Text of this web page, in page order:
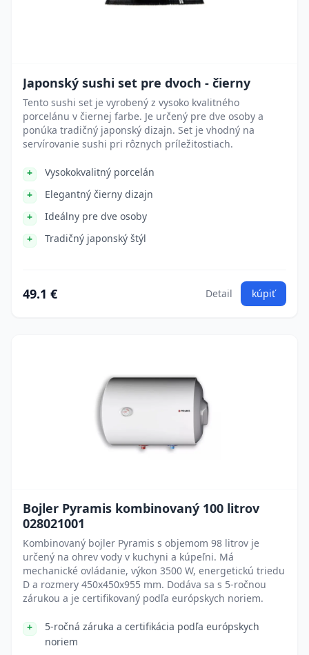
Japonský sushi set pre dvoch - čierny
Tento sushi set je vyrobený z vysoko kvalitného
porcelánu v čiernej farbe. Je určený pre dve osoby a
ponúka tradičný japonský dizajn. Set je vhodný na
servírovanie sushi pri rôznych príležitostiach.
Vysokokvalitný porcelán
Elegantný čierny dizajn
Ideálny pre dve osoby
Tradičný japonský štýl
49.1 € Detail kúpiť
Bojler Pyramis kombinovaný 100 litrov
028021001
Kombinovaný bojler Pyramis s objemom 98 litrov je
určený na ohrev vody v kuchyni a kúpeľni. Má
mechanické ovládanie, výkon 3500 W, energetickú triedu
D a rozmery 450x450x955 mm. Dodáva sa s 5-ročnou
zárukou a je certifikovaný podľa európskych noriem.
5-ročná záruka a certifikácia podľa európskych
noriem